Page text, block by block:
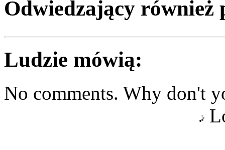
Odwiedzający również
Ludzie mówią:
No comments. Why don't